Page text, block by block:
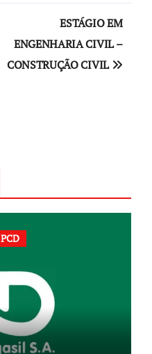
ESTÁGIO EM
ENGENHARIA CIVIL –
CONSTRUÇÃO CIVIL
PCD